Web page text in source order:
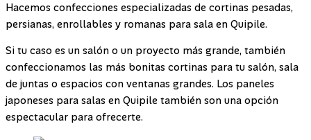
Hacemos confecciones especializadas de cortinas pesadas,
persianas, enrollables y romanas para sala en Quipile.
Si tu caso es un salón o un proyecto más grande, también
confeccionamos las más bonitas cortinas para tu salón, sala
de juntas o espacios con ventanas grandes. Los paneles
japoneses para salas en Quipile también son una opción
espectacular para ofrecerte.